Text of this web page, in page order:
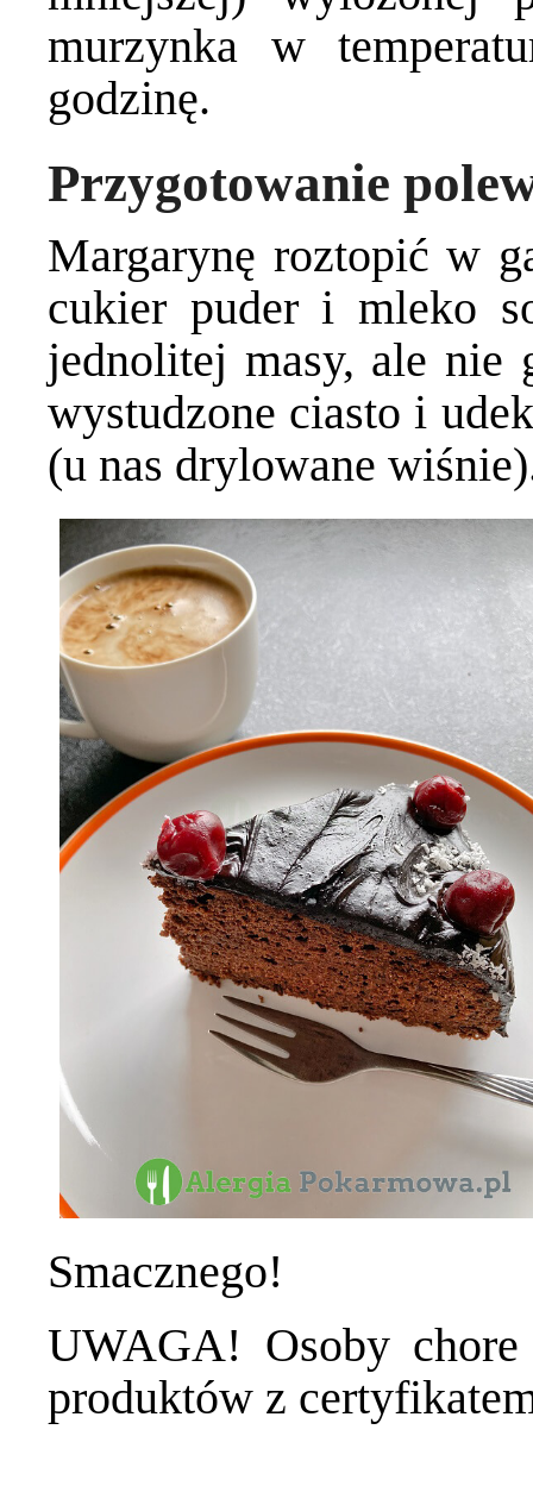
murzynka w
godzinę.
Przygotowanie
Margarynę roztopić w
cukier puder i mleko
jednolitej masy, ale nie
wystudzone ciasto i
(u nas drylowane
Smacznego!
UWAGA! Osoby
produktów z